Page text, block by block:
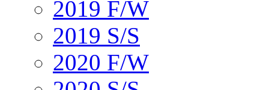
2019 F/W
2019 S/S
2020 F/W